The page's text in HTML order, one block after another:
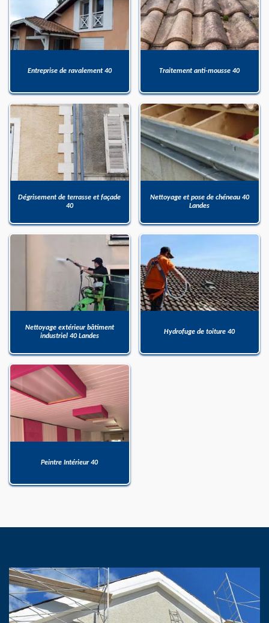
Entreprise de ravalement 40 Traitement anti-mousse 40
Dégrisement de terrasse et façade
40
Nettoyage et pose de chéneau 40
Landes
Nettoyage extérieur bâtiment
industriel 40 Landes
Hydrofuge de toiture 40
Peintre Intérieur 40